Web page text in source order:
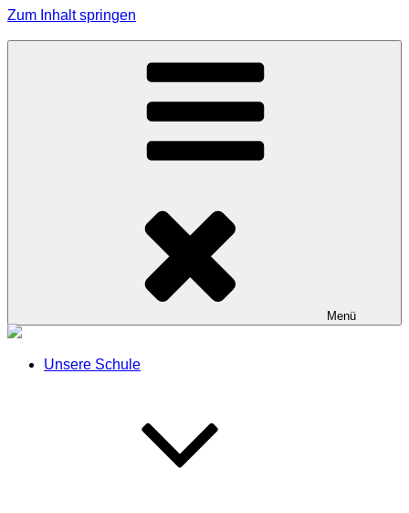
Zum Inhalt springen
Grundschule Effeltrich
Menü
Unsere Schule